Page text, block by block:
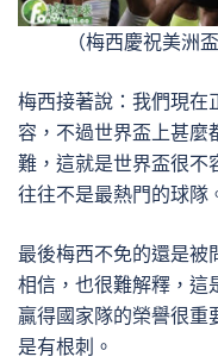
（梅西慶祝美洲
梅西接著說：我們現在
容，不過世界盃上甚麼
難，這就是世界盃很不
往往不是最熱門的球隊
最後梅西不免的還是被
相信，也很難解釋，這
贏得國家隊的榮譽很重
是有根刺。